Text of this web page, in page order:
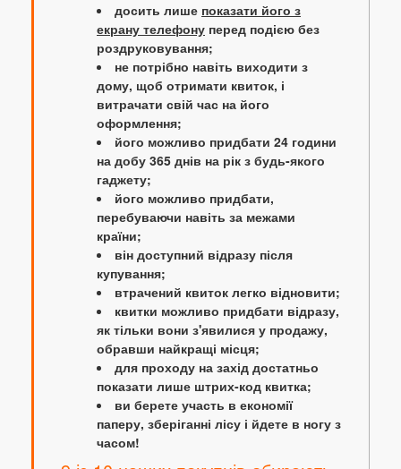
досить лише показати його з
екрану телефону перед подією без
роздруковування;
не потрібно навіть виходити з
дому, щоб отримати квиток, і
витрачати свій час на його
оформлення;
його можливо придбати 24 години
на добу 365 днів на рік з будь-якого
гаджету;
його можливо придбати,
перебуваючи навіть за межами
країни;
він доступний відразу після
купування;
втрачений квиток легко відновити;
квитки можливо придбати відразу,
як тільки вони з'явилися у продажу,
обравши найкращі місця;
для проходу на захід достатньо
показати лише штрих-код квитка;
ви берете участь в економії
паперу, зберіганні лісу і йдете в ногу з
часом!